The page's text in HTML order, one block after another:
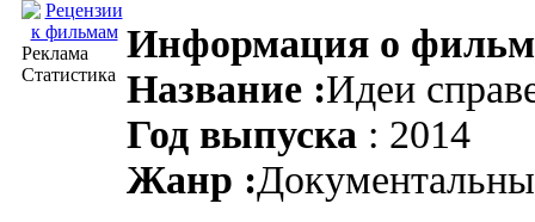
Реклама
Статистика
Информация о
Название :Идеи
Год выпуска : 2014
Жанр :